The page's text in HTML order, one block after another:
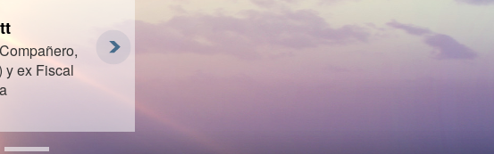
y ex Fiscal
Rabí
Profesor Adjunto,